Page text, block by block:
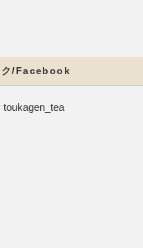
ク/Facebook
toukagen_tea